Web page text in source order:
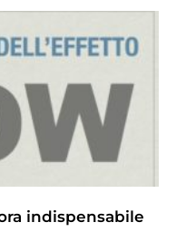
indispensabile